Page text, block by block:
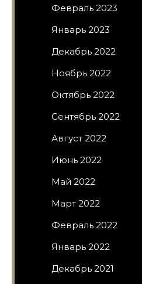
Февраль 2023
Январь 2023
Декабрь 2022
Ноябрь 2022
Октябрь 2022
Сентябрь 2022
Август 2022
Июнь 2022
Май 2022
Март 2022
Февраль 2022
Январь 2022
Декабрь 2021